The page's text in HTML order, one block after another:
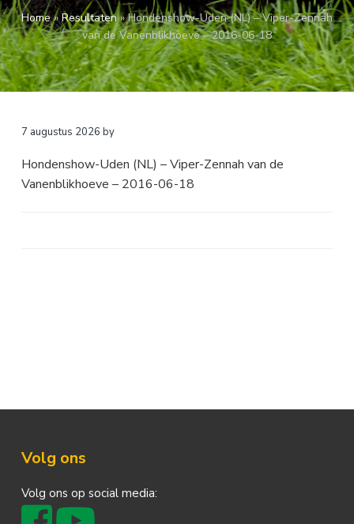
a
v
i
g
a
o
u
d
k
s
t
Home»Resultaten»Hondenshow-Uden (NL) – Viper-Zennah
van de Vanenblikhoeve – 2016-06-18
7 augustus 2026 by
Hondenshow-Uden (NL) – Viper-Zennah van de
Vanenblikhoeve – 2016-06-18
Footer
Volg ons
Volg ons op social media: